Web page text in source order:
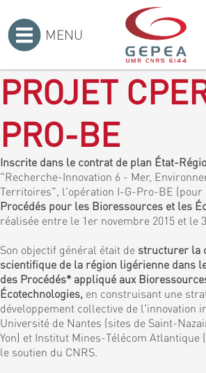
MENU
PROJET
PRO-BE
Inscrite dans le contrat de plan État-
"Recherche-Innovation 6 - Mer,
Territoires", l'opération I-G-Pro-BE (pour
Procédés pour les Bioressources et les
réalisée entre le 1er novembre 2015 et le
Son objectif général était de structurer la
scientifique de la région ligérienne dans
des Procédés* appliqué aux
Écotechnologies, en construisant une
développement collective de l'innovation
Université de Nantes (sites de Saint-
Yon) et Institut Mines-Télécom Atlantique
le soutien du CNRS.